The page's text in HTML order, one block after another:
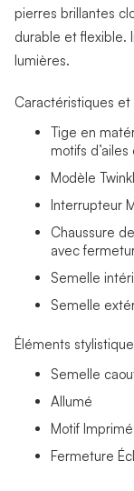
pierres brillantes
durable et flexible.
lumières.
Caractéristiques et
Tige en
motifs
Modèle
Interrupteur
Chaussure
avec
Semelle
Semelle
Éléments
Semelle
Allumé
Motif Imprimé
Fermeture